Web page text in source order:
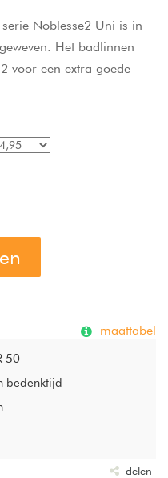
Noblesse2 Uni is in
Het badlinnen
voor een extra goede
stoffen volgens Oeko-
maattabel
50
bedenktijd
delen